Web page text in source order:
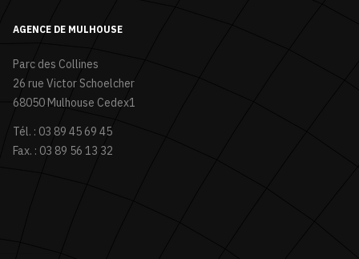
AGENCE DE MULHOUSE
Parc des Collines
26 rue Victor Schoelcher
68050 Mulhouse Cedex1
Tél. : 03 89 45 69 45
Fax. : 03 89 56 13 32